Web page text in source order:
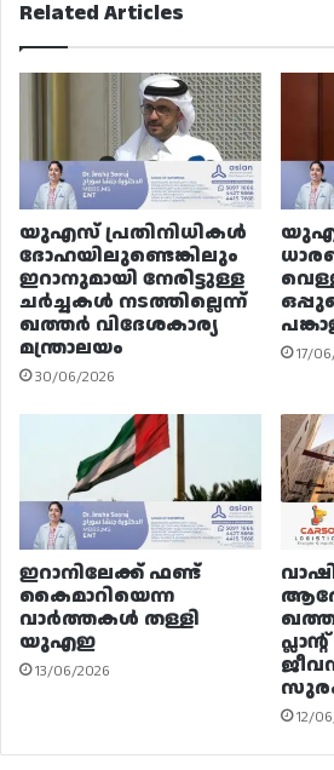
Related Articles
യുഎസ് പ്രതിനിധികൾ
ദോഹയിലുണ്ടെങ്കിലും
ഇറാനുമായി നേരിട്ടുള്ള
ചർച്ചകൾ നടത്തില്ലെന്ന്
ഖത്തർ വിദേശകാര്യ
മന്ത്രാലയം
30/06/2026
17/
ഇറാനിലേക്ക് ഫണ്ട്
കൈമാറിയെന്ന
വാർത്തകൾ തള്ളി
യുഎഇ
13/06/2026
12/